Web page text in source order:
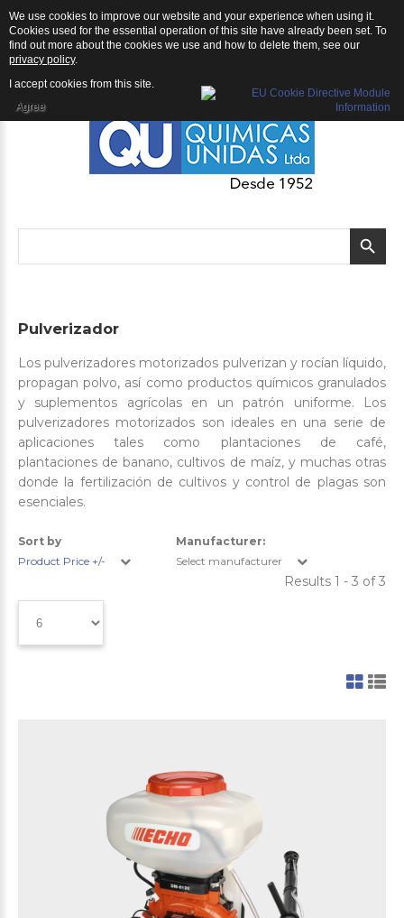
Pulverizador
Los pulverizadores motorizados pulverizan y rocían líquido,
propagan polvo, así como productos químicos granulados
y suplementos agrícolas en un patrón uniforme. Los
pulverizadores motorizados son ideales en una serie de
aplicaciones tales como plantaciones de café,
plantaciones de banano, cultivos de maíz, y muchas otras
donde la fertilización de cultivos y control de plagas son
esenciales.
Sort by
Product Price +/-
Manufacturer:
Select manufacturer
Results 1 - 3 of 3
We use cookies to improve our website and your experience when using it.
Cookies used for the essential operation of this site have already been set. To
find out more about the cookies we use and how to delete them, see our
privacy policy.
I accept cookies from this site.
Agree
QU | Productos